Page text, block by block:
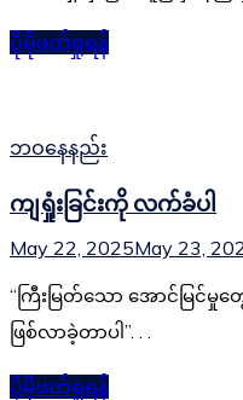
ပိုမိုဖတ်ရှုရန်
ဘဝနေနည်း
ကျရှုံးခြင်းကို လက်ခံပါ
May 22, 2025May 23,
“ကြီးမြတ်သော အောင်မြင်
ဖြစ်လာခဲ့တာပါ”. . .
ပိုမိုဖတ်ရှုရန်